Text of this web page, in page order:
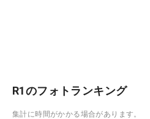
R1のフォトランキング
集計に時間がかかる場合があります。